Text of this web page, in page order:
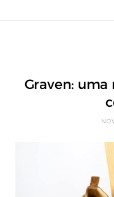
Graven: uma